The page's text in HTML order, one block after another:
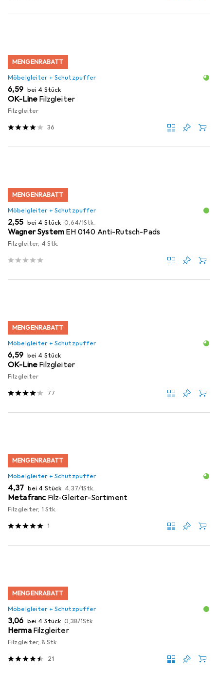
MENGENRABATT
Möbelgleiter + Schutzpuffer
EUR
6,59 bei 4 Stück
OK-Line Filzgleiter
Filzgleiter
36
MENGENRABATT
Möbelgleiter + Schutzpuffer
EUR
2,55 bei 4 Stück EUR
0,64/1Stk.
Wagner System EH 0140 Anti-Rutsch-Pads
Filzgleiter, 4 Stk.
MENGENRABATT
Möbelgleiter + Schutzpuffer
EUR
6,59 bei 4 Stück
OK-Line Filzgleiter
Filzgleiter
77
MENGENRABATT
Möbelgleiter + Schutzpuffer
EUR
4,37 bei 4 Stück EUR
4,37/1Stk.
Metafranc Filz-Gleiter-Sortiment
Filzgleiter, 1 Stk.
1
MENGENRABATT
Möbelgleiter + Schutzpuffer
EUR
3,06 bei 4 Stück EUR
0,38/1Stk.
Herma Filzgleiter
Filzgleiter, 8 Stk.
21